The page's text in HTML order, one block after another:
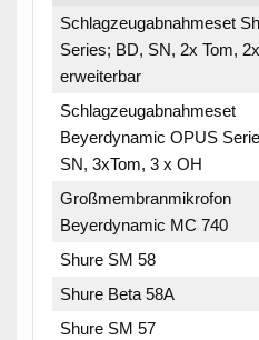
Schlagzeugabnahmeset
Series; BD, SN, 2x Tom,
erweiterbar
Schlagzeugabnahmeset
Beyerdynamic OPUS
SN, 3xTom, 3 x OH
Großmembranmikrofon
Beyerdynamic MC 740
Shure SM 58
Shure Beta 58A
Shure SM 57